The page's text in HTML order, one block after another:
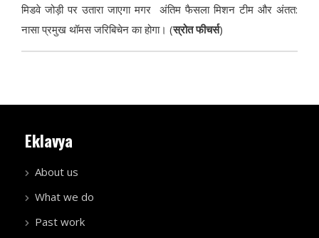
मिडवे जोड़ी पर उतारा जाएगा मगर अंतिम फैसला मिशन टीम और अंतत:
नासा प्रमुख थॉमस जरिबिचेन का होगा। (स्रोत फीचर्स)
Eklavya
About us
What we do
Past work